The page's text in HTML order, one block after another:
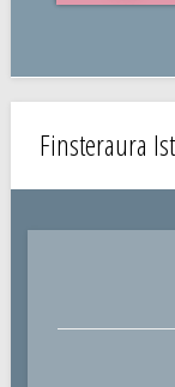
Finsteraura